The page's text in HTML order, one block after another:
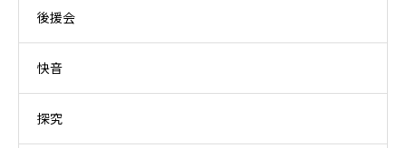
後援会
快音
探究